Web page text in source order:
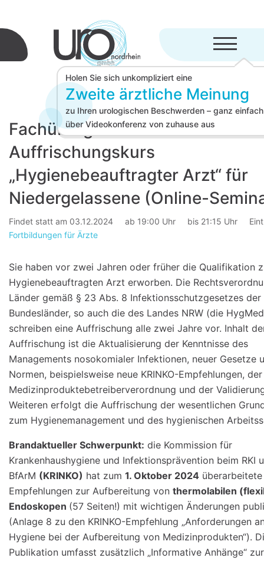
Menü
Holen Sie sich unkompliziert eine
Zweite ärztliche Meinung
zu Ihren urologischen Beschwerden – ganz einfach
über Videokonferenz von zuhause aus
Fachübergreifender
Auffrischungskurs
„Hygienebeauftragter Arzt“ für
Niedergelassene (Online-
Findet statt am 03.12.2024 ab 19:00 Uhr bis 21:15 Uhr
Fortbildungen für Ärzte
Sie haben vor zwei Jahren oder früher die Qualifikation
Hygienebeauftragten Arzt erworben. Die
Länder gemäß § 23 Abs. 8 Infektionsschutzgesetzes der
Bundesländer, so auch die des Landes NRW (die
schreiben eine Auffrischung alle zwei Jahre vor. Inhalt
Auffrischung ist die Aktualisierung der Kenntnisse des
Managements nosokomialer Infektionen, neuer Gesetze
Normen, beispielsweise neue KRINKO-Empfehlungen, der
Medizinproduktebetreiberverordnung und der
Weiteren erfolgt die Auffrischung der wesentlichen
zum Hygienemanagement und des hygienischen
Brandaktueller Schwerpunkt: die Kommission für
Krankenhaushygiene und Infektionsprävention beim RKI
BfArM (KRINKO) hat zum 1. Oktober 2024 überarbeitete
Empfehlungen zur Aufbereitung von thermolabilen
Endoskopen (57 Seiten!) mit wichtigen Änderungen
(Anlage 8 zu den KRINKO-Empfehlung „Anforderungen
Hygiene bei der Aufbereitung von Medizinprodukten“).
Publikation umfasst zusätzlich „Informative Anhänge“ zur